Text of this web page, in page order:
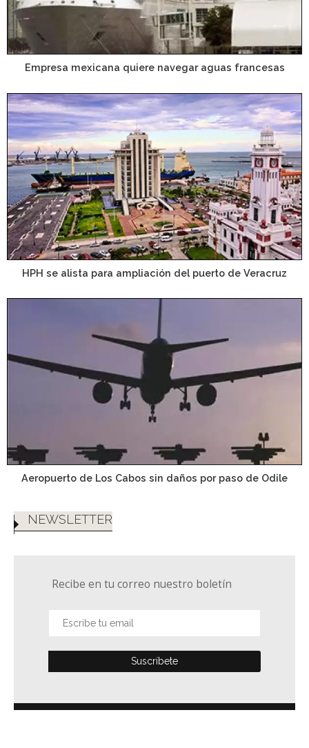
Empresa mexicana quiere navegar aguas francesas
HPH se alista para ampliación del puerto de Veracruz
Aeropuerto de Los Cabos sin daños por paso de Odile
NEWSLETTER
Recibe en tu correo nuestro boletín